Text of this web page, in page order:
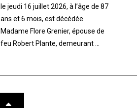
le jeudi 16 juillet 2026, à l’âge de 87
ans et 6 mois, est décédée
Madame Flore Grenier, épouse de
feu Robert Plante, demeurant ...